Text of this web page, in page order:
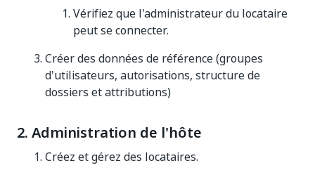
Vérifiez que l'administrateur du locataire
peut se connecter.
Créer des données de référence (groupes
d'utilisateurs, autorisations, structure de
dossiers et attributions)
2. Administration de l'hôte
Créez et gérez des locataires.